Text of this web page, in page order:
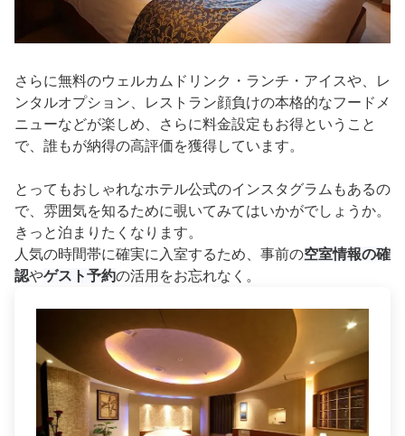
さらに無料のウェルカムドリンク・ランチ・アイスや、レ
ンタルオプション、レストラン顔負けの本格的なフードメ
ニューなどが楽しめ、さらに料金設定もお得ということ
で、誰もが納得の高評価を獲得しています。
とってもおしゃれなホテル公式のインスタグラムもあるの
で、雰囲気を知るために覗いてみてはいかがでしょうか。
きっと泊まりたくなります。
人気の時間帯に確実に入室するため、事前の空室情報の確
認やゲスト予約の活用をお忘れなく。